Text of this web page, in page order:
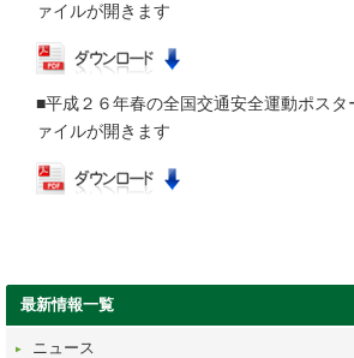
ァイルが開きます
■平成２６年春の全国交通安全運動ポスタ
ァイルが開きます
最新情報一覧
ニュース